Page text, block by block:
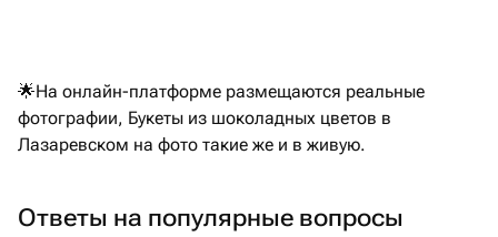
🌟На онлайн-платформе размещаются реальные
фотографии, Букеты из шоколадных цветов в
Лазаревском на фото такие же и в живую.
Ответы на популярные вопросы